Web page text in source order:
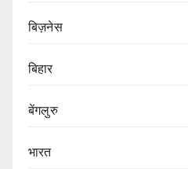
बिज़नेस
बिहार
बेंगलुरु
भारत